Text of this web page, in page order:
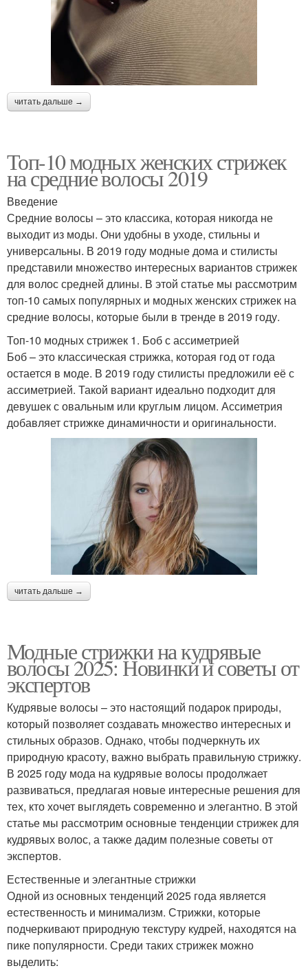
читать дальше →
Топ-10 модных женских стрижек
на средние волосы 2019
Введение
Средние волосы – это классика, которая никогда не
выходит из моды. Они удобны в уходе, стильны и
универсальны. В 2019 году модные дома и стилисты
представили множество интересных вариантов стрижек
для волос средней длины. В этой статье мы рассмотрим
топ-10 самых популярных и модных женских стрижек на
средние волосы, которые были в тренде в 2019 году.
Топ-10 модных стрижек 1. Боб с ассиметрией
Боб – это классическая стрижка, которая год от года
остается в моде. В 2019 году стилисты предложили её с
ассиметрией. Такой вариант идеально подходит для
девушек с овальным или круглым лицом. Ассиметрия
добавляет стрижке динамичности и оригинальности.
читать дальше →
Модные стрижки на кудрявые
волосы 2025: Новинки и советы от
экспертов
Кудрявые волосы – это настоящий подарок природы,
который позволяет создавать множество интересных и
стильных образов. Однако, чтобы подчеркнуть их
природную красоту, важно выбрать правильную стрижку.
В 2025 году мода на кудрявые волосы продолжает
развиваться, предлагая новые интересные решения для
тех, кто хочет выглядеть современно и элегантно. В этой
статье мы рассмотрим основные тенденции стрижек для
кудрявых волос, а также дадим полезные советы от
экспертов.
Естественные и элегантные стрижки
Одной из основных тенденций 2025 года является
естественность и минимализм. Стрижки, которые
подчеркивают природную текстуру кудрей, находятся на
пике популярности. Среди таких стрижек можно
выделить: